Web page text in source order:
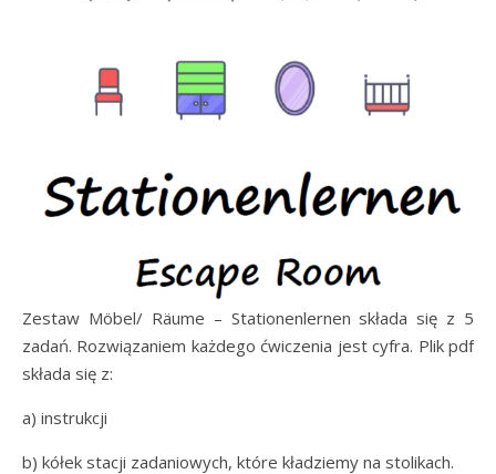
Zestaw Möbel/ Räume – Stationenlernen składa się z 5
zadań. Rozwiązaniem każdego ćwiczenia jest cyfra. Plik pdf
składa się z:
a) instrukcji
b) kółek stacji zadaniowych, które kładziemy na stolikach.